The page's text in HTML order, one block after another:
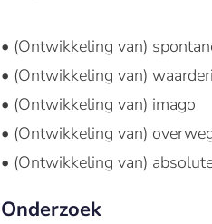
• (Ontwikkeling van)
• (Ontwikkeling van)
• (Ontwikkeling van) imago
• (Ontwikkeling van)
• (Ontwikkeling van)
Onderzoek